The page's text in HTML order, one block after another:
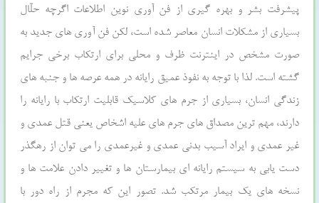
پیشرفت بشر و بهره گیري از فن آوري نوین اطلاعات اگرچه حلّال
بسیاري از مشکلات انسان معاصر شده است، لکن فن آوري هاي جدید به
صورت مشخص در اینترنت ظرف و محلی براي ارتکاب برخی جرایم
گشته است. لذا با توجه به نفوذ عمیق رایانه در همه عرصه ها و جنبه هاي
زندگی انسان، بسیاري از جرم هاي کلاسیک قابلیت ارتکاب با رایانه را
دارند، مهم ترین مصداق هاي جرم هاي علیه اشخاص یعنی قتل عمدي و
غیر عمدي و ایراد آسیب بدنی عمدي و غیرعمدي را می توان از رهگذر
دست یابی به سیستم رایانه اي بیمارستان ها و تغییر دادن علامت ها و
نسخه هاي یک بیمار مرتکب شد. تصور این که مجرم از راه دور با